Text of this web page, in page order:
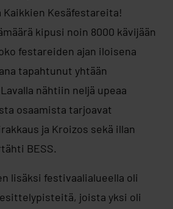
Kesäfestareita!
kipusi noin 8000 kävijään
festareiden ajan iloisena
tapahtunut yhtään
nähtiin neljä upeaa
osaamista tarjoavat
ja Kroizos sekä illan
BESS.
lisäksi festivaalialueella oli
joista yksi oli